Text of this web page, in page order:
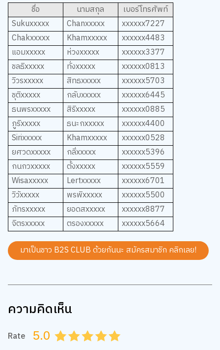
ชื่อ
นามสกุล
เบอร์โทรศัพท์
Sukuxxxxx
Chanxxxxx
xxxxxx7227
Chakxxxxx
Khamxxxxx
xxxxxx4483
แอมxxxxx ห่วงxxxxx
xxxxxx3377
ชลธิxxxxx ทั่งxxxxx
xxxxxx0813
วิวรxxxxx สิทธxxxxx
xxxxxx5703
ชุติxxxxx กลับxxxxx
xxxxxx6445
ธนพรxxxxx สิริxxxxx
xxxxxx0885
ภูริxxxxx ธนะกxxxxx
xxxxxx4400
Sirixxxxx
Khamxxxxx
xxxxxx0528
ยศวดxxxxx กลิ่xxxxx
xxxxxx5396
กนกวxxxxx ตั้งxxxxx
xxxxxx5559
Wisaxxxxx
Lertxxxxx
xxxxxx6701
วิวัxxxxx พรพิxxxxx
xxxxxx5500
ภัทรxxxxx ยอดสxxxxx
xxxxxx8877
จิตรxxxxx ตรองxxxxx
xxxxxx5664
มาเป็นชาว B2S CLUB ด้วยกันนะ สมัครสมาชิก คลิกเลย!
ความคิดเห็น
Rate 5.0 4.5
4.0
3.5
3.0
2.5
2.0
1.5
1.0
0.5